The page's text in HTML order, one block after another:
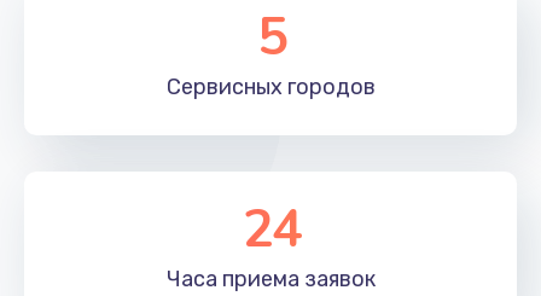
Настройка ОС ноутбука Ardor
820 руб.
Заказать
2490 руб.
Заказать
5
Сервисных городов
24
Часа приема заявок